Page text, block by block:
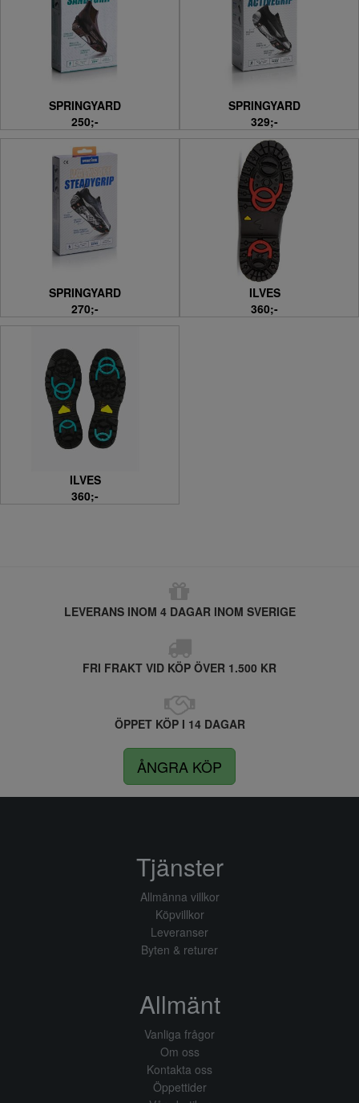
SPRINGYARD
250;-
SPRINGYARD
329;-
SPRINGYARD
270;-
ILVES
360;-
ILVES
360;-
LEVERANS INOM 4 DAGAR INOM SVERIGE
FRI FRAKT VID KÖP ÖVER 1.500 KR
ÖPPET KÖP I 14 DAGAR
ÅNGRA KÖP
Tjänster
Allmänna villkor
Köpvillkor
Leveranser
Byten & returer
Allmänt
Vanliga frågor
Om oss
Kontakta oss
Öppettider